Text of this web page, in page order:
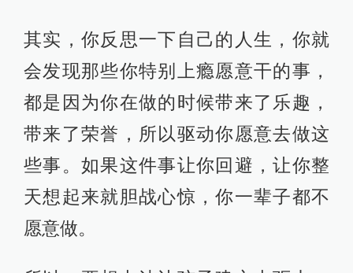
其实，你反思一下自己的人生，你就
会发现那些你特别上瘾愿意干的事，
都是因为你在做的时候带来了乐趣，
带来了荣誉，所以驱动你愿意去做这
些事。如果这件事让你回避，让你整
天想起来就胆战心惊，你一辈子都不
愿意做。